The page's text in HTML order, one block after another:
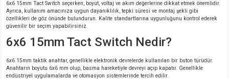
6x6 15mm Tact Switch seçerken, boyut, voltaj ve akım değerlerine dikkat etmek önemlidir.
Ayrıca, kullanım amacınıza uygun dayanıklılık, tepki süresi ve montaj şekli gibi
özellikleri de göz önünde bulundurun. Kalite standartlarına uygunluğunu kontrol ederek
güvenilir bir seçim yapabilirsiniz.
6x6 15mm Tact Switch Nedir?
6x6 15mm taktik anahtar, genellikle elektronik devrelerde kullanılan bir buton türüdür.
Anahtarın boyutu 6x6 mm olup, basma hareketiyle devreyi açıp kapatır. Genellikle
endüstriyel uygulamalarda ve otomasyon sistemlerinde tercih edilir.